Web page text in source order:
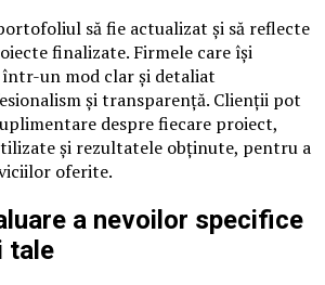
să fie actualizat și să reflecte
finalizate. Firmele care își
un mod clar și detaliat
și transparență. Clienții pot
despre fiecare proiect,
și rezultatele obținute, pentru a
oferite.
a nevoilor specifice
tale